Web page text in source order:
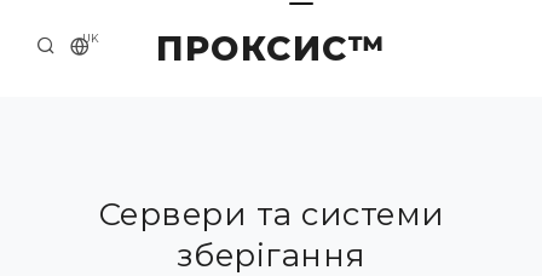
ПРОКСИС™
UK
ПРО НАС
ПРИКЛАДИ ТА РІШЕННЯ
Сервери та системи
зберігання